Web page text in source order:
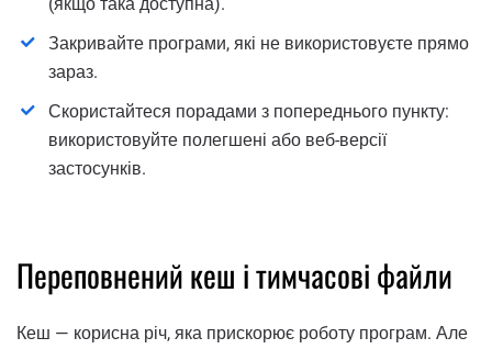
Закривайте програми, які не використовуєте прямо
зараз.
Скористайтеся порадами з попереднього пункту:
використовуйте полегшені або веб-версії
застосунків.
Переповнений кеш і тимчасові файли
Кеш — корисна річ, яка прискорює роботу програм. Але